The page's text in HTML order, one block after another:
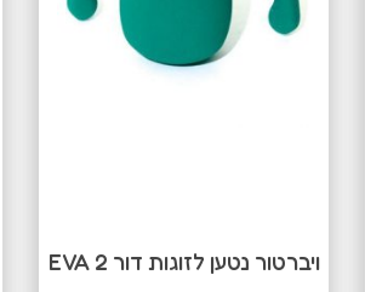
ויברטור נטען לזוגות דור 2 EVA